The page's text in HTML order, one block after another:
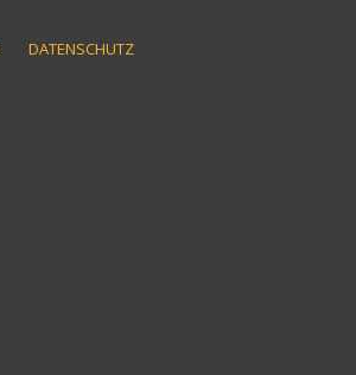
DATENSCHUTZ